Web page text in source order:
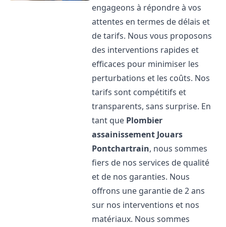
engageons à répondre à vos
attentes en termes de délais et
de tarifs. Nous vous proposons
des interventions rapides et
efficaces pour minimiser les
perturbations et les coûts. Nos
tarifs sont compétitifs et
transparents, sans surprise. En
tant que Plombier
assainissement Jouars
Pontchartrain, nous sommes
fiers de nos services de qualité
et de nos garanties. Nous
offrons une garantie de 2 ans
sur nos interventions et nos
matériaux. Nous sommes